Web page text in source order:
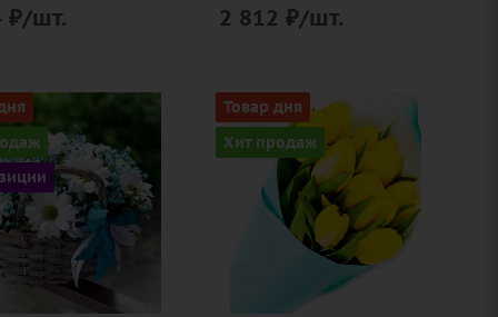
₽/шт. 2 812 ₽/шт.
оазис,
Товар дня
Хит продаж
Количество
9
желтый
Описание